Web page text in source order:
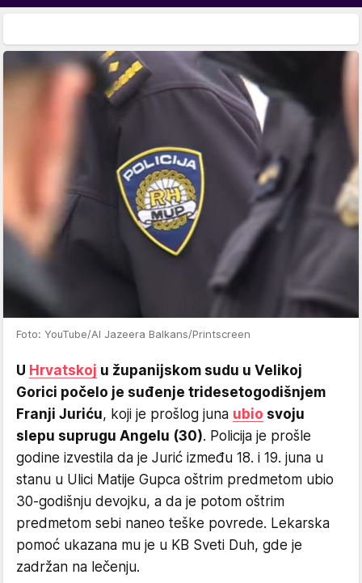
Foto: YouTube/Al Jazeera Balkans/Printscreen
U Hrvatskoj u županijskom sudu u Velikoj
Gorici počelo je suđenje tridesetogodišnjem
Franji Juriću, koji je prošlog juna ubio svoju
slepu suprugu Angelu (30). Policija je prošle
godine izvestila da je Jurić između 18. i 19. juna u
stanu u Ulici Matije Gupca oštrim predmetom ubio
30-godišnju devojku, a da je potom oštrim
predmetom sebi naneo teške povrede. Lekarska
pomoć ukazana mu je u KB Sveti Duh, gde je
zadržan na lečenju.